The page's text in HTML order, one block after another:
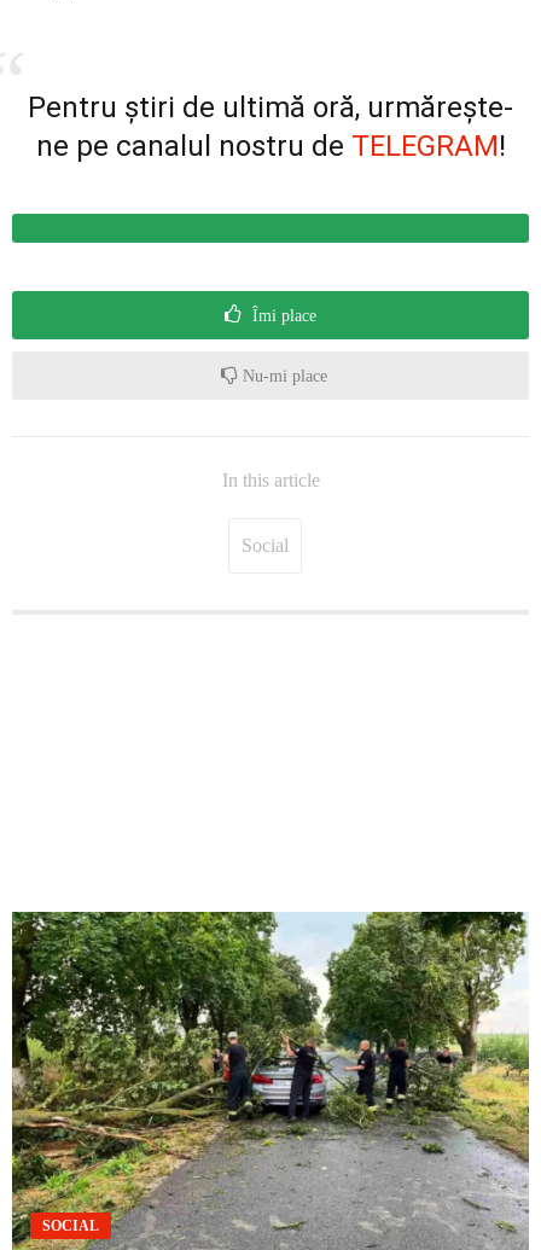
Pentru știri de ultimă oră, urmărește-
ne pe canalul nostru de TELEGRAM!
Îmi place
Nu-mi place
In this article
Social
SOCIAL